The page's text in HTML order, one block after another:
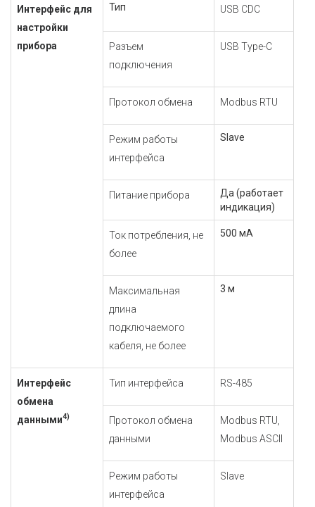
Интерфейс для
настройки
прибора
Тип USB CDC
Разъем
подключения
USB Type-C
Протокол обмена Modbus RTU
Режим работы
интерфейса
Slave
Питание прибора
Да (работает
индикация)
Ток потребления, не
более
500 мА
Максимальная
длина
подключаемого
кабеля, не более
3 м
Интерфейс
обмена
данными4)
Тип интерфейса RS-485
Протокол обмена
данными
Modbus RTU,
Modbus ASCII
Режим работы
интерфейса
Slave